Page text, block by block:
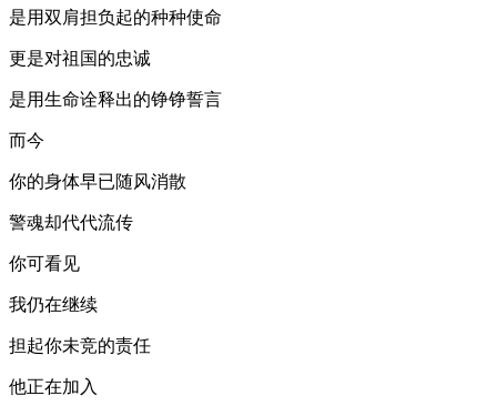
是用双肩担负起的种种使命
更是对祖国的忠诚
是用生命诠释出的铮铮誓言
而今
你的身体早已随风消散
警魂却代代流传
你可看见
我仍在继续
担起你未竞的责任
他正在加入